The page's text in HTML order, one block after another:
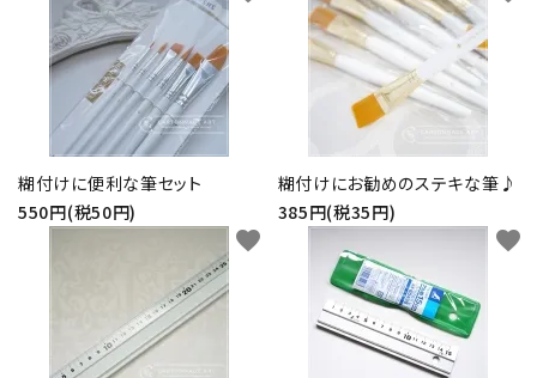
糊付けに便利な筆セット
550円(税50円)
糊付けにお勧めのステキな筆♪
385円(税35円)
favorite favorite